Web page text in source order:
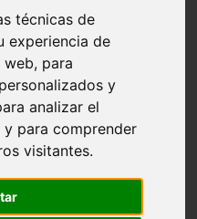
técnicas de
experiencia de
web, para
y
analizar el
para comprender
visitantes.
y Tarifas 2024 》
más la pena